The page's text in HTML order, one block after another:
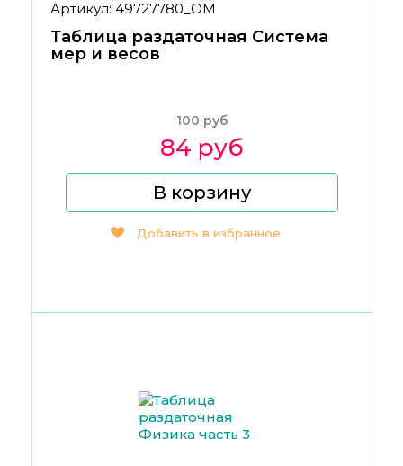
Артикул: 49727780_ОМ
Таблица раздаточная Система
мер и весов
100 руб
84 руб
В корзину
Добавить в избранное